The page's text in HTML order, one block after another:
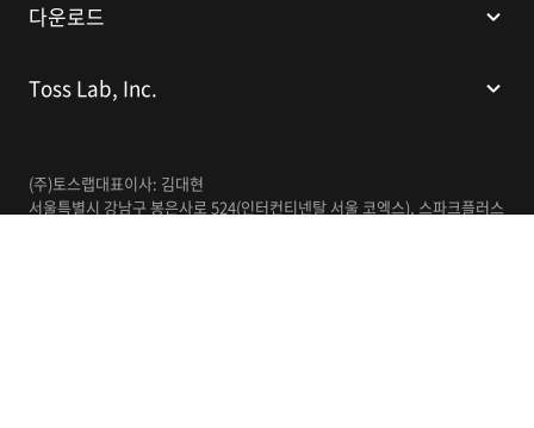
다운로드
Toss Lab, Inc.
(주)토스랩대표이사: 김대현
서울특별시 강남구 봉은사로 524(인터컨티넨탈 서울 코엑스), 스파크플러스